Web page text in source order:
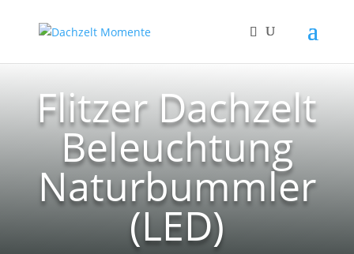
Flitzer Dachzelt
Beleuchtung
Naturbummler
(LED)